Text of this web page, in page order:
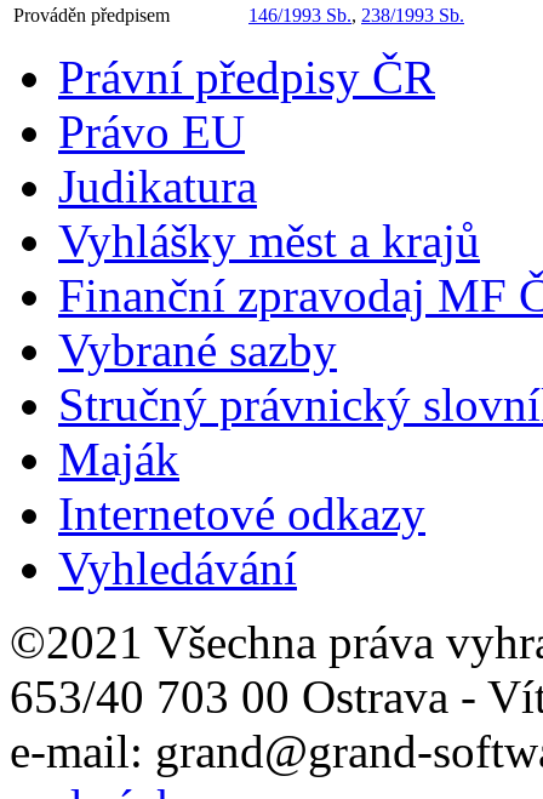
Prováděn předpisem
146/1993 Sb., 238/1993 Sb.
Právní předpisy ČR
Právo EU
Judikatura
Vyhlášky měst a krajů
Finanční zpravodaj MF
Vybrané sazby
Stručný právnický
Maják
Internetové odkazy
Vyhledávání
©2021 Všechna práva
653/40 703 00 Ostrava -
e-mail: grand@grand-